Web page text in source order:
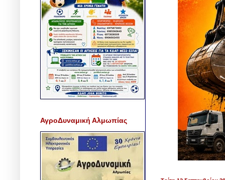
ΑγροΔυναμική Αλμωπίας